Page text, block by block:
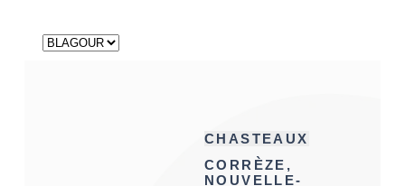
CHASTEAUX
CORRÈZE,
NOUVELLE-